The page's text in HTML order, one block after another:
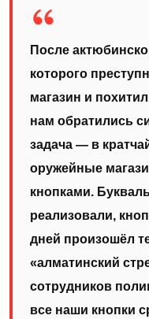
После
которого
магазин и
нам обратились
задача — в
оружейные
кнопками.
реализовали,
дней произошёл
«алматинский
сотрудников
все наши кнопки